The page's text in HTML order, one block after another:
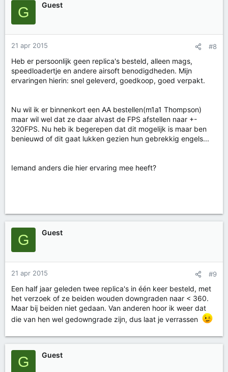
G Guest
21 apr 2015 #8
Heb er persoonlijk geen replica's besteld, alleen mags,
speedloadertje en andere airsoft benodigdheden. Mijn
ervaringen hierin: snel geleverd, goedkoop, goed verpakt.
Nu wil ik er binnenkort een AA bestellen(m1a1 Thompson)
maar wil wel dat ze daar alvast de FPS afstellen naar +-
320FPS. Nu heb ik begerepen dat dit mogelijk is maar ben
benieuwd of dit gaat lukken gezien hun gebrekkig engels...
Iemand anders die hier ervaring mee heeft?
G Guest
21 apr 2015 #9
Een half jaar geleden twee replica's in één keer besteld, met
het verzoek of ze beiden wouden downgraden naar < 360.
Maar bij beiden niet gedaan. Van anderen hoor ik weer dat
die van hen wel gedowngrade zijn, dus laat je verrassen
G Guest